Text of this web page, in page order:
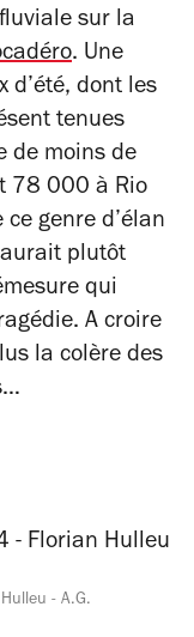
sur la
. Une
d’été, dont les
tenues
de moins de
78 000 à Rio
genre d’élan
aurait plutôt
qui
A croire
la colère des
- A.G.